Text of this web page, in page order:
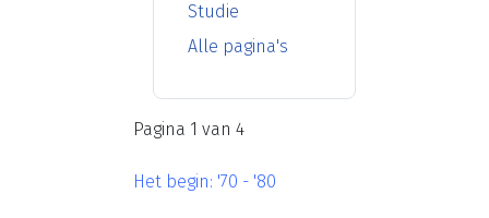
Studie
Alle pagina's
Pagina 1 van 4
Het begin: '70 - '80